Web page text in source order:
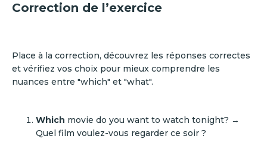
Correction de l’exercice
Place à la correction, découvrez les réponses correctes
et vérifiez vos choix pour mieux comprendre les
nuances entre "which" et "what".
Which movie do you want to watch tonight? →
Quel film voulez-vous regarder ce soir ?